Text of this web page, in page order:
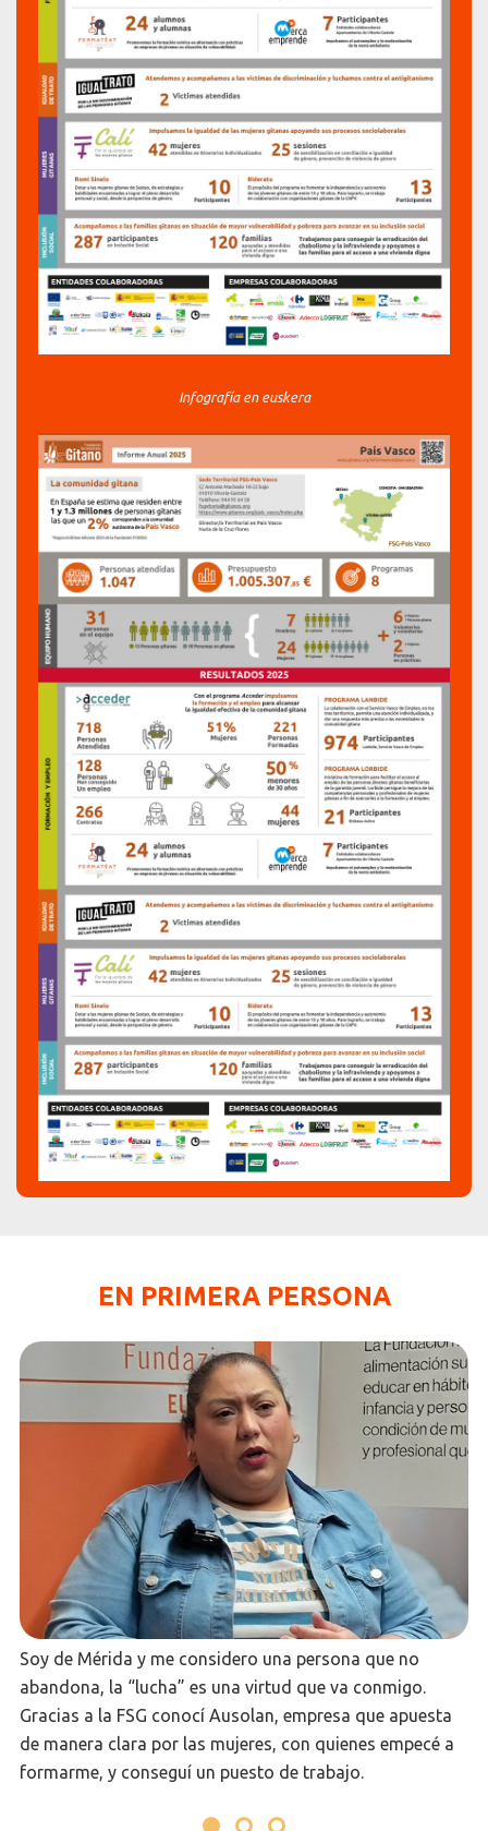
Infografía en euskera
EN PRIMERA PERSONA
Soy de Mérida y me considero una persona que no
abandona, la “lucha” es una virtud que va conmigo.
Gracias a la FSG conocí Ausolan, empresa que apuesta
de manera clara por las mujeres, con quienes empecé a
formarme, y conseguí un puesto de trabajo.